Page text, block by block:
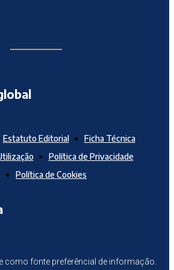
Estatuto Editorial
Ficha Técnica
Política de Privacidade
Política de Cookies
como fonte preferêncial de informação.